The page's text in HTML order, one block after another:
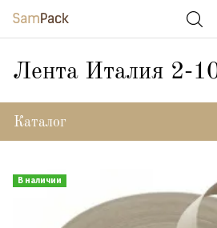
Лента Италия 2-
Каталог
В наличии